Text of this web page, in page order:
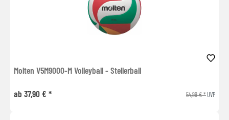
Molten V5M9000-M Volleyball - Stellerball
ab 37,90 € * 54,99 € *UVP